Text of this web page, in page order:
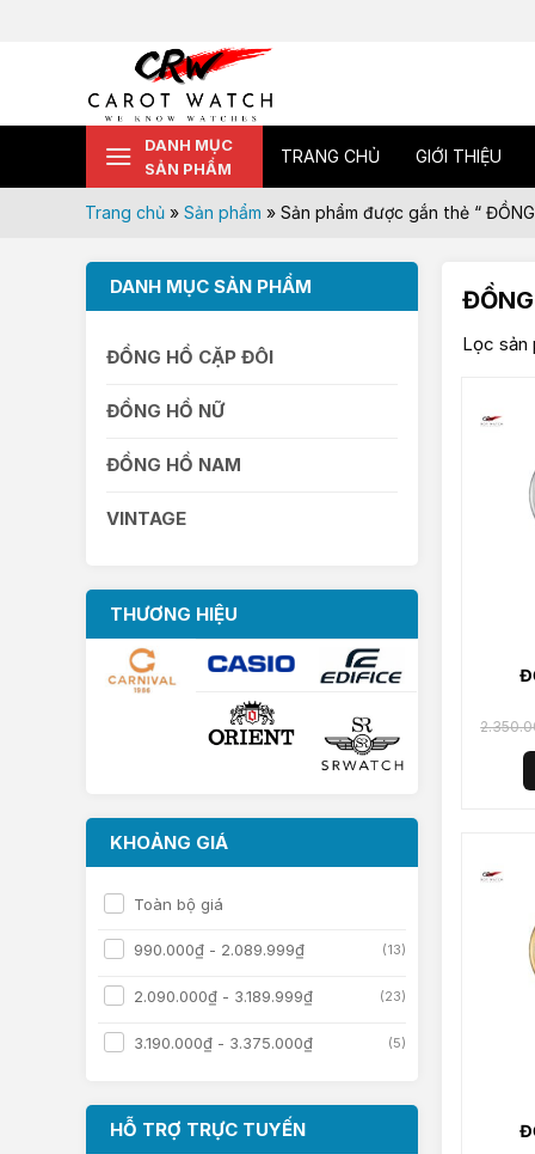
DANH MỤC
SẢN PHẨM
TRANG CHỦ GIỚI THIỆU
Trang chủ» Sản phẩm » Sản phẩm được gắn thẻ “
DANH MỤC SẢN PHẨM
ĐỒNG HỒ CẶP ĐÔI
ĐỒNG HỒ NỮ
ĐỒNG HỒ NAM
VINTAGE
THƯƠNG HIỆU
KHOẢNG GIÁ
Toàn bộ giá
990.000₫ - 2.089.999₫ (13)
2.090.000₫ - 3.189.999₫ (23)
3.190.000₫ - 3.375.000₫ (5)
HỖ TRỢ TRỰC TUYẾN
Lọc sản